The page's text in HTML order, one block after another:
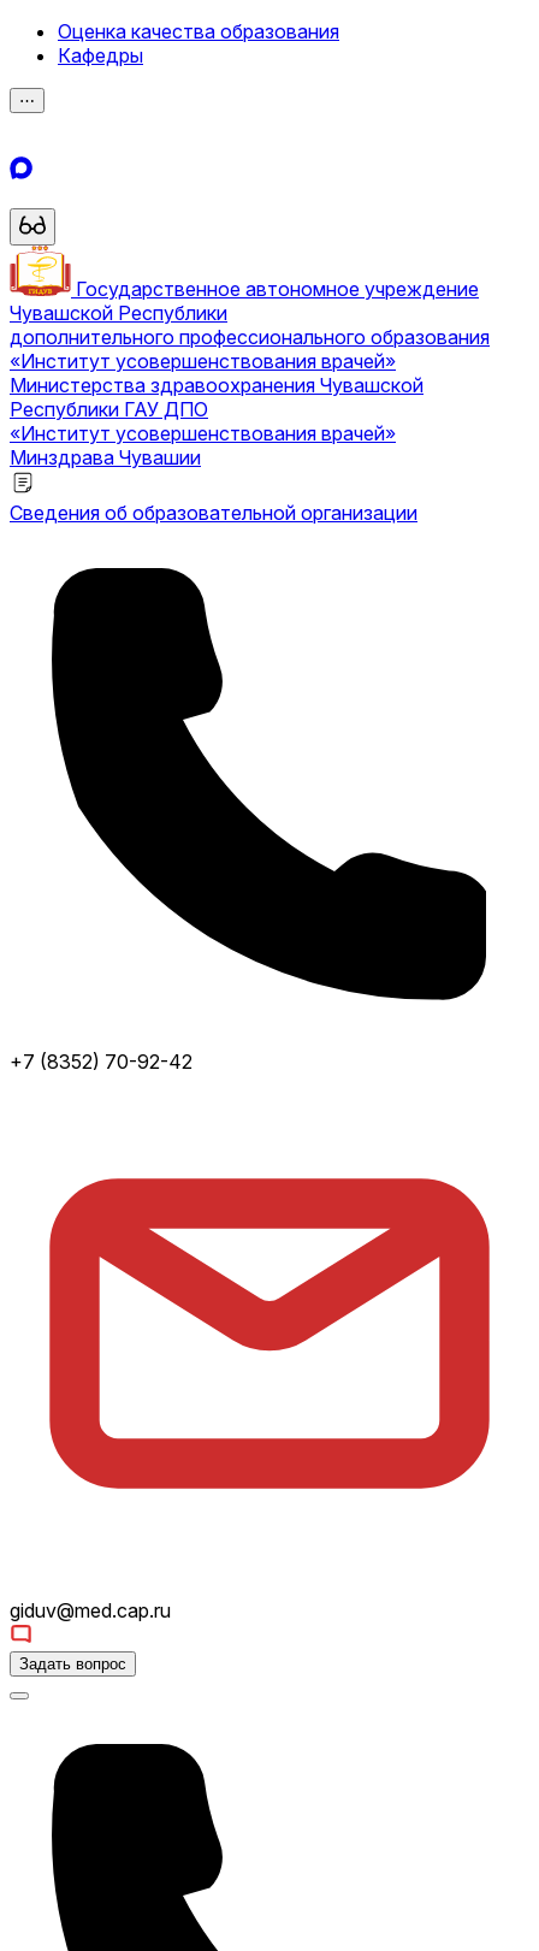
Оценка качества образования
Кафедры
⋯
Государственное автономное учреждение
Чувашской Республики
дополнительного профессионального образования
«Институт усовершенствования врачей»
Министерства здравоохранения Чувашской
Республики ГАУ ДПО
«Институт усовершенствования врачей»
Минздрава Чувашии
Сведения об образовательной организации
+7 (8352) 70-92-42
giduv@med.cap.ru
Задать вопрос